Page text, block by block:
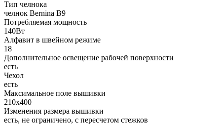
Тип челнока
челнок Bernina B9
Потребляемая мощность
140Вт
Алфавит в швейном режиме
18
Дополнительное освещение рабочей поверхности
есть
Чехол
есть
Максимальное поле вышивки
210х400
Изменения размера вышивки
есть, не ограничено, с пересчетом стежков